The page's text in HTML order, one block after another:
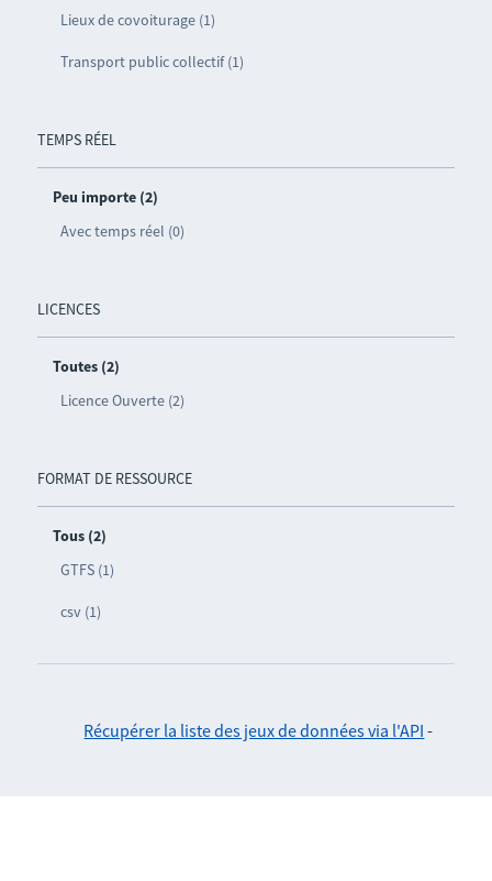
Lieux de covoiturage (1)
Transport public collectif (1)
TEMPS RÉEL
Peu importe (2)
Avec temps réel (0)
LICENCES
Toutes (2)
Licence Ouverte (2)
FORMAT DE RESSOURCE
Tous (2)
GTFS (1)
csv (1)
Récupérer la liste des jeux de données via l'API -